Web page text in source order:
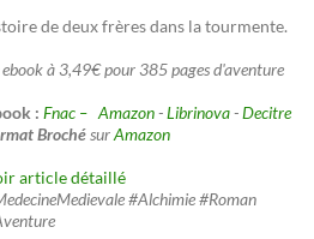
de deux frères dans la tourmente.
ebook à 3,49€ pour 385 pages d'aventure
: Fnac – Amazon-Librinova-Decitre
BrochésurAmazon
article détaillé
#Alchimie #Roman